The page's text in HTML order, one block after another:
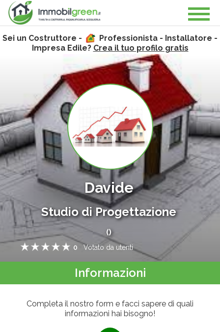
Sei un Costruttore -
Professionista - Installatore -
Impresa Edile? Crea il tuo profilo gratis
Davide
Studio di Progettazione
()
0 Votato da utenti
Informazioni
Completa il nostro form e facci sapere di quali
informazioni hai bisogno!